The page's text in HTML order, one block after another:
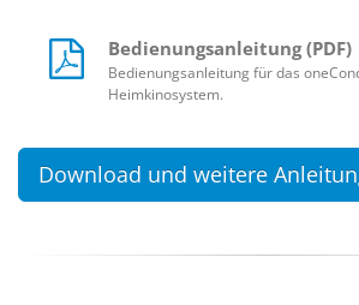
Bedienungsanleitung (PDF)
Bedienungsanleitung für das
Heimkinosystem.
Download und weitere